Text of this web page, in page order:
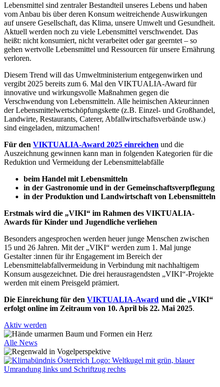
Lebensmittel sind zentraler Bestandteil unseres Lebens und haben
vom Anbau bis über deren Konsum weitreichende Auswirkungen
auf unsere Gesellschaft, das Klima, unsere Umwelt und Gesundheit.
Aktuell werden noch zu viele Lebensmittel verschwendet. Das
heißt: nicht konsumiert, nicht verarbeitet oder gar geerntet – so
gehen wertvolle Lebensmittel und Ressourcen für unsere Ernährung
verloren.
Diesem Trend will das Umweltministerium entgegenwirken und
vergibt 2025 bereits zum 6. Mal den VIKTUALIA-Award für
innovative und wirkungsvolle Maßnahmen gegen die
Verschwendung von Lebensmitteln. Alle heimischen Akteur:innen
der Lebensmittelwertschöpfungskette (z.B. Einzel- und Großhandel,
Landwirte, Restaurants, Caterer, Abfallwirtschaftsverbände usw.)
sind eingeladen, mitzumachen!
Für den VIKTUALIA-Award 2025 einreichen und die
Auszeichnung gewinnen kann man in folgenden Kategorien für die
Reduktion und Vermeidung der Lebensmittelabfälle
beim Handel mit Lebensmitteln
in der Gastronomie und in der Gemeinschaftsverpflegung
in der Produktion und Landwirtschaft von Lebensmitteln
Erstmals wird die „VIKI“ im Rahmen des VIKTUALIA-
Awards für Kinder und Jugendliche verliehen
Besonders angesprochen werden heuer junge Menschen zwischen
15 und 26 Jahren. Mit der „VIKI“ werden zum 1. Mal junge
Gestalter :innen für ihr Engagement im Bereich der
Lebensmittelabfallvermeidung in Verbindung mit nachhaltigem
Konsum ausgezeichnet. Die drei herausragendsten „VIKI“-Projekte
werden mit einem Preisgeld prämiert.
Die Einreichung für den VIKTUALIA-Award und die „VIKI“
erfolgt online im Zeitraum von 10. April bis 22. Mai 2025.
Aktiv werden
Alle News